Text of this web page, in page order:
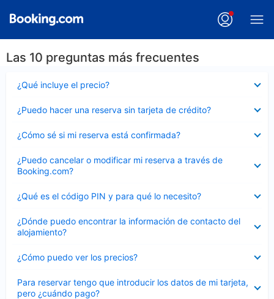
Las 10 preguntas más frecuentes
¿Qué incluye el precio?
cerrado
¿Puedo hacer una reserva sin tarjeta de crédito?
cerrado
¿Cómo sé si mi reserva está confirmada?
cerrado
¿Puedo cancelar o modificar mi reserva a través de
Booking.com?
cerrado
¿Qué es el código PIN y para qué lo necesito?
cerrado
¿Dónde puedo encontrar la información de contacto del
alojamiento?
cerrado
¿Cómo puedo ver los precios?
cerrado
Para reservar tengo que introducir los datos de mi tarjeta,
pero ¿cuándo pago?
cerrado